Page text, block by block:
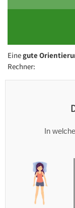
Einegute
Rechner:
In